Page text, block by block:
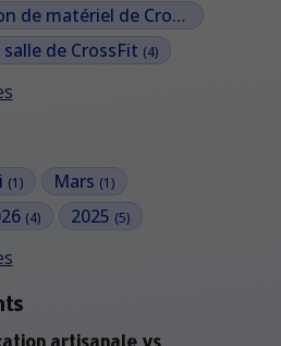
Personnalisation de matériel de CrossFit
de CrossFit (4)
(1) Mars (1)
(4) 2025 (5)
artisanale vs